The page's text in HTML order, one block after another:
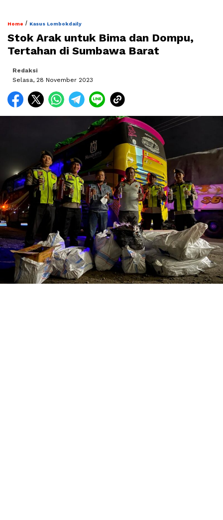
Home / Kasus Lombokdaily
Stok Arak untuk Bima dan Dompu,
Tertahan di Sumbawa Barat
Redaksi
Selasa, 28 November 2023